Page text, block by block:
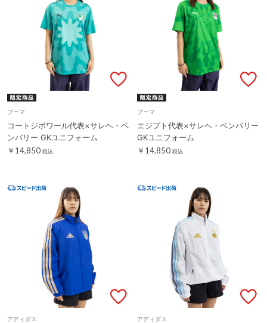
プーマ
コートジボワール代表×サレヘ・ベ
ンバリー GKユニフォーム
￥14,850 税込
プーマ
エジプト代表×サレヘ・ベンバリー
GKユニフォーム
￥14,850 税込
アディダス アディダス